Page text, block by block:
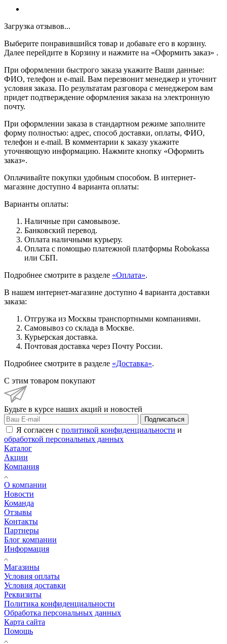
Загрузка отзывов...
Выберите понравившийся товар и добавьте его в корзину.
Далее перейдите в Корзину и нажмите на «Оформить заказ» .
При оформлении быстрого заказа укажите Ваши данные:
ФИО, телефон и e-mail. Вам перезвонит менеджер и уточнит
условия заказа. По результатам разговора с менеджером вам
придет подтверждение оформления заказа на электронную
почту.
При оформлении заказа в стандартном режиме заполните
форму полностью: адрес, способ доставки, оплаты, ФИО,
телефон и e-mail. В комментарии к заказу укажите
уточняющую информацию. Нажмите кнопку «Оформить
заказ».
Оплачивайте покупки удобным способом. В интернет-
магазине доступно 4 варианта оплаты:
Варианты оплаты:
Наличные при самовывозе.
Банковский перевод.
Оплата наличными курьеру.
Оплата с помощью платежной платформы Robokassa
или СБП.
Подробнее смотрите в разделе «Оплата».
В нашем интернет-магазине доступно 4 варианта доставки
заказа:
Отгрузка из Москвы транспортными компаниями.
Самовывоз со склада в Москве.
Курьерская доставка.
Почтовая доставка через Почту России.
Подробнее смотрите в разделе «Доставка».
С этим товаром покупают
Будьте в курсе наших акций и новостей
Подписаться
Я согласен с политикой конфиденциальности и
обработкой персональных данных
Каталог
Акции
Компания
О компании
Новости
Команда
Отзывы
Контакты
Партнеры
Блог компании
Информация
Магазины
Условия оплаты
Условия доставки
Реквизиты
Политика конфиденциальности
Обработка персональных данных
Карта сайта
Помощь